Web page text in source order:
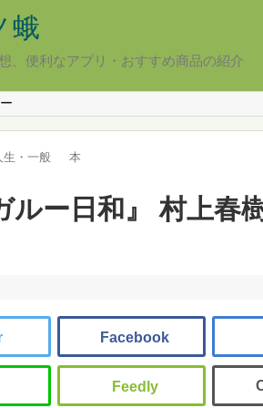
蛾
、便利なアプリ・おすすめ商品の紹介
生・一般 本
ルー日和』 村上春